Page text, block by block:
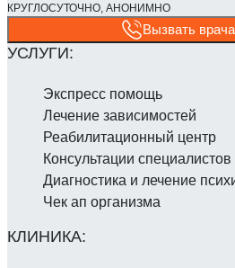
Вызвать
Экспресс помощь
Лечение зависимостей
Реабилитаци­онный центр
Консультации специалистов
Диагностика и лечение
Чек ап организма